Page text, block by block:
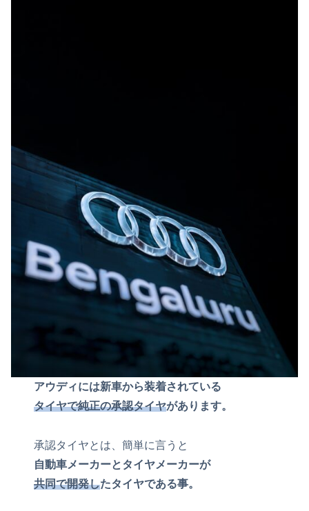
アウディには新車から装着されている
タイヤで純正の承認タイヤがあります。
承認タイヤとは、簡単に言うと
自動車メーカーとタイヤメーカーが
共同で開発したタイヤである事。